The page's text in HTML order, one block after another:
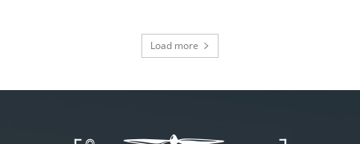
Load more